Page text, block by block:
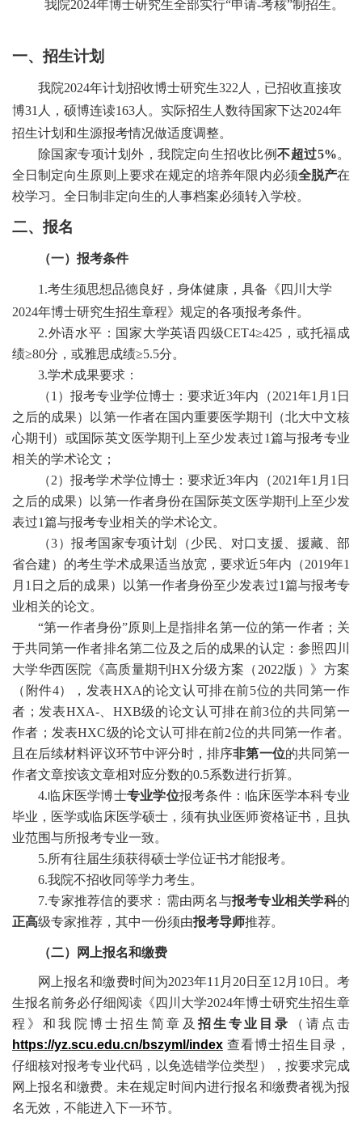
我院2024年博士研究生全部实行“申请-考核”制招生。
一、招生计划
我院2024年计划招收博士研究生322 人，已招收直接攻
博31 人，硕博连读163 人。实际招生人数待国家下达2024年
招生计划和生源报考情况做适度调整。
除国家专项计划外，我院定向生招收比例不超过5%。
全日制定向生原则上要求在规定的培养年限内必须全脱产在
校学习。全日制 非定向生的人事档案必须转入学校。
二、报名
（一）报考条件
1.考生须思想品德良好，身体健康，具备《四川大学
2024年博士研究生招生章程》规定的各项报考条件。
2.外语水平： 国家大学英语四级CET4≥425，或托福成
绩≥80分，或雅思成绩≥5.5分。
3.学术成果要求：
（1）报考专业学位博士：要求近3年内 （2021年1月1日
之后的成果）以第一作者在国内重要医学期刊（北大中文核
心期刊）或国际英文医学期刊上至少发表过1篇与报考专业
相关的学术论文 ；
（2）报考学术学位博士：要求近3年内 （2021年1月1日
之后的成果）以第一作者身份在国际英文医学期刊上至少发
表过1篇与报考专业相关的学术论文。
（3）报考国家专项计划
（少民、对口支援、援藏、部
省合建） 的考生学术成果适当放宽，要求近5年内 （2019年1
月1日之后的成果）
以第一作者身份至少发表过1篇与报考专
业相关的论文。
“第一作者身份”原则上是指排名第一位的第一作者；关
于共同第一作者排名第二位及之后的成果的认定：参照四川
大学华西医院《高质量期刊HX分级方案（ 2022版）》方案
（附件4），发表HXA的论文认可排在前5位的共同第一作
者；发表HXA-、 HXB级的论文认可排在前3位的共同第一
作者；发表HXC级的论文认可排在前2位的共同第一作者。
且在后续材料评议环节中评分时，排序非第一位的共同第一
作者文章按该文章相对应分数的0.5系数进行折算。
4.临床医学博士专业学位报考条件： 临床医学本科专业
毕业，医学或临床医学硕士，须有执业医师资格证书，且执
业范围与所报考专业一致。
5.所有往届生须获得硕士学位证书才能报考。
6.我院不招收同等学力考生。
7.专家推荐信的要求：需由两名与报考专业相关学科的
正高级专家推荐 ，其中一份须由报考导师推荐。
（二）网上报名和缴费
网上报名和缴费时间为2023年11月20日至12月10日 。考
生报名前务必仔细阅读《四川大学2024年博士研究生招生章
程》和我院博士招生简章及 招生专业目录
（请点击
https://yz.scu.edu.cn/bszyml/index 查看博士招生目录，
仔细核对报考专业代码，以免选错学位类型），按要求完成
网上报名和缴费。未在规定时间内进行报名和缴费者视为报
名无效，不能进入下一环节。